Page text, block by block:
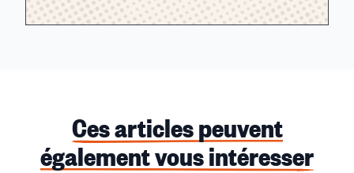
Ces articles peuvent
également vous intéresser